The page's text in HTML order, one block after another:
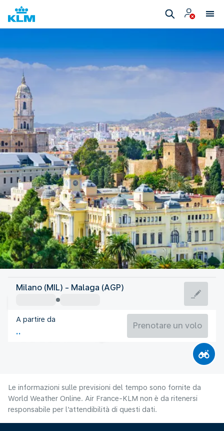
Spagna
Malaga
Spagna
Orario del volo
Milano (MIL) - Malaga (AGP)
A partire da
Prenotare un volo
Le informazioni sulle previsioni del tempo sono fornite da
World Weather Online. Air France-KLM non è da ritenersi
responsabile per l’attendibilità di questi dati.